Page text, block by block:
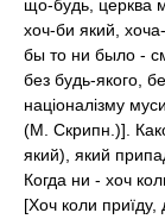
що-будь, церква
хоч-би який,
бы то ни было -
без будь-якого,
націоналізму
(М. Скрипн.)].
який), який
Когда ни - хоч
[Хоч коли